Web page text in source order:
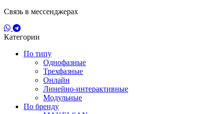
Связь в мессенджерах
Категории
По типу
Однофазные
Трехфазные
Онлайн
Линейно-интерактивные
Модульные
По бренду